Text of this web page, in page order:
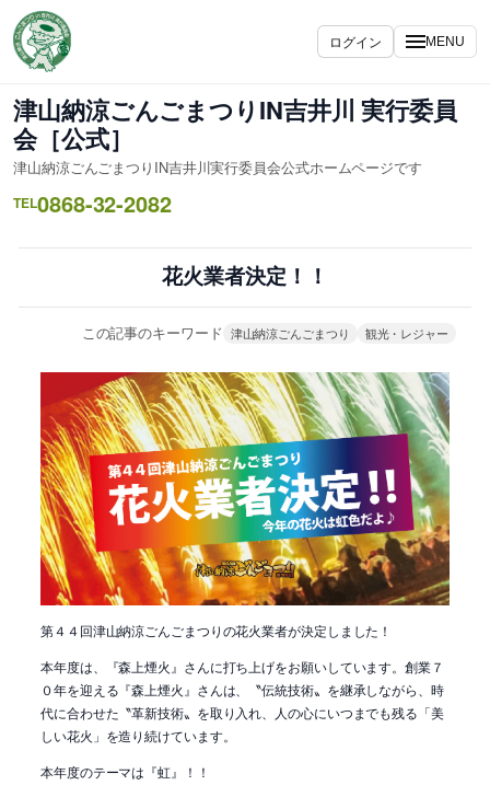
容
を
ス
キ
ッ
プ
ログイン MENU
津山納涼ごんごまつりIN吉井川 実行委員
会［公式］
津山納涼ごんごまつりIN吉井川実行委員会公式ホームページです
TEL0868-32-2082
花火業者決定！！
この記事のキーワード 津山納涼ごんごまつり 観光・レジャー
第４４回津山納涼ごんごまつりの花火業者が決定しました！
本年度は、『森上煙火』さんに打ち上げをお願いしています。創業７
０年を迎える『森上煙火』さんは、〝伝統技術〟を継承しながら、時
代に合わせた〝革新技術〟を取り入れ、人の心にいつまでも残る「美
しい花火」を造り続けています。
本年度のテーマは『虹』！！